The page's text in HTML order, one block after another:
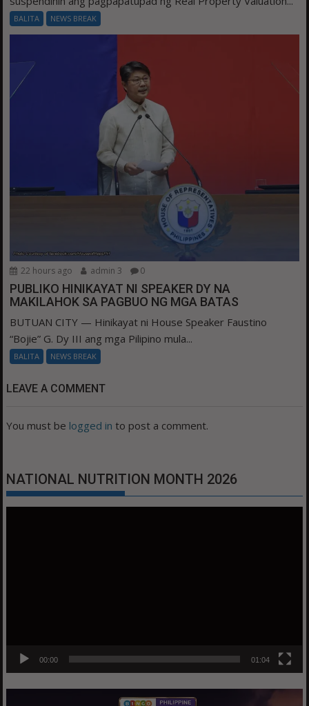
BALITA NEWS BREAK
22 hours ago admin 3 0
PUBLIKO HINIKAYAT NI SPEAKER DY NA
MAKILAHOK SA PAGBUO NG MGA BATAS
BUTUAN CITY — Hinikayat ni House Speaker Faustino
“Bojie” G. Dy III ang mga Pilipino mula...
BALITA NEWS BREAK
LEAVE A COMMENT
You must be logged in to post a comment.
NATIONAL NUTRITION MONTH 2026
00:00 01:04